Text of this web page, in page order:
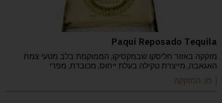
Paqui Reposado Tequila
מזקקה באזור חליסקו שבמקסיקו, הממוקמת בלב מטעי צמח
האגאבה, מייצרת טקילה בעלת ייחוס, מכובדת, מפרי
| מן המזקקה